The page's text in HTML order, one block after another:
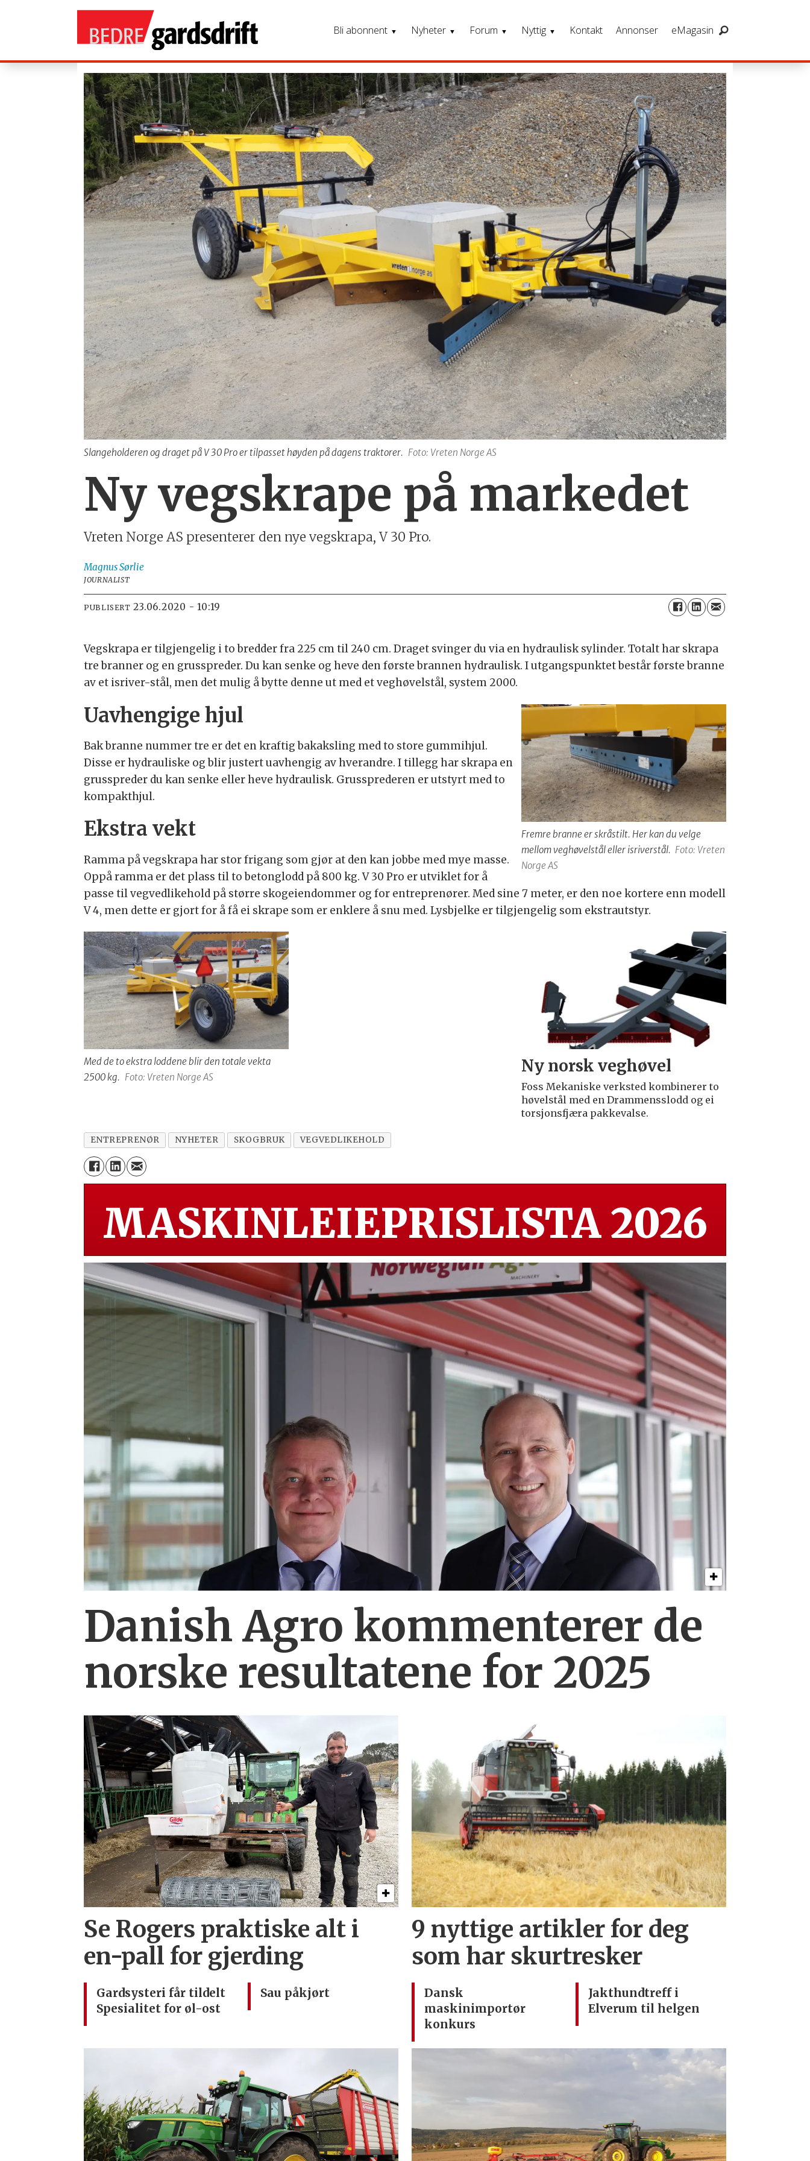
Bli abonnent Nyheter Forum Nyttig Kontakt Annonser eMagasin
Slangeholderen og draget på V 30 Pro er tilpasset høyden på dagens traktorer. Foto: Vreten Norge AS
Ny vegskrape på markedet
Vreten Norge AS presenterer den nye vegskrapa, V 30 Pro.
MagnusSørlie
JOURNALIST
PUBLISERT 23.06.2020 - 10:19
Vegskrapa er tilgjengelig i to bredder fra 225 cm til 240 cm. Draget svinger du via en hydraulisk sylinder. Totalt har skrapa
tre branner og en grusspreder. Du kan senke og heve den første brannen hydraulisk. I utgangspunktet består første branne
av et isriver-stål, men det mulig å bytte denne ut med et veghøvelstål, system 2000.
Fremre branne er skråstilt. Her kan du velge
mellom veghøvelstål eller isriverstål. Foto: Vreten
Norge AS
Uavhengige hjul
Bak branne nummer tre er det en kraftig bakaksling med to store gummihjul.
Disse er hydrauliske og blir justert uavhengig av hverandre. I tillegg har skrapa en
grusspreder du kan senke eller heve hydraulisk. Grussprederen er utstyrt med to
kompakthjul.
Ekstra vekt
Ramma på vegskrapa har stor frigang som gjør at den kan jobbe med mye masse.
Oppå ramma er det plass til to betonglodd på 800 kg. V 30 Pro er utviklet for å
passe til vegvedlikehold på større skogeiendommer og for entreprenører. Med sine 7 meter, er den noe kortere enn modell
V 4, men dette er gjort for å få ei skrape som er enklere å snu med. Lysbjelke er tilgjengelig som ekstrautstyr.
Med de to ekstra loddene blir den totale vekta
2500 kg. Foto: Vreten Norge AS
Ny norsk veghøvel
Foss Mekaniske verksted kombinerer to
høvelstål med en Drammensslodd og ei
torsjonsfjæra pakkevalse.
ENTREPRENØR NYHETER SKOGBRUK VEGVEDLIKEHOLD
MASKINLEIEPRISLISTA 2026
Danish Agro kommenterer de
norske resultatene for 2025
Se Rogers praktiske alt i
en-pall for gjerding
9 nyttige artikler for deg
som har skurtresker
Gardsysteri får tildelt
Spesialitet for øl-ost
Sau påkjørt
Dansk
maskinimportør
konkurs
Jakthundtreff i
Elverum til helgen